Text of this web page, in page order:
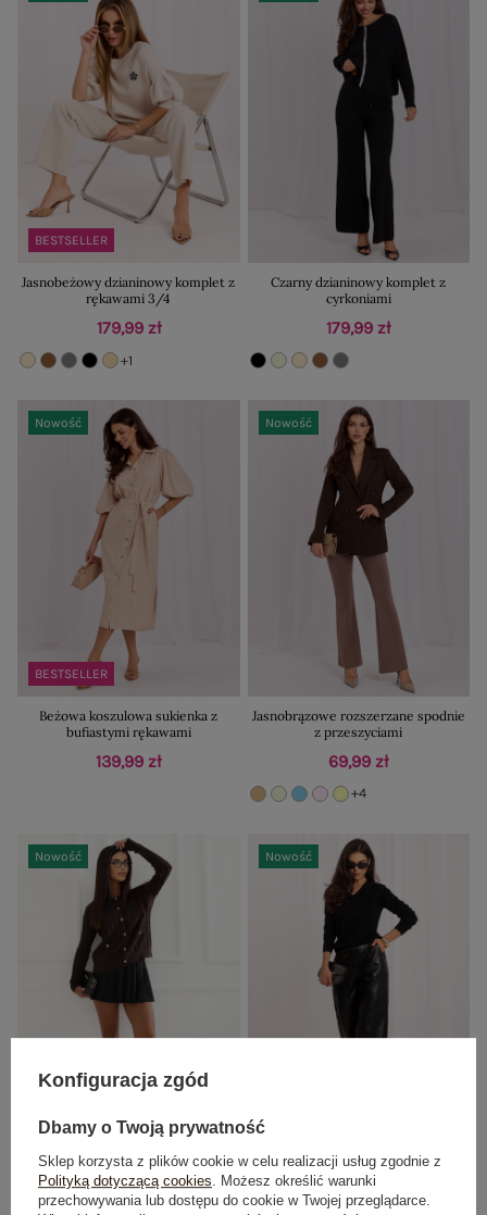
BESTSELLER
Jasnobeżowy dzianinowy komplet z
rękawami 3/4
179,99 zł
+1
Czarny dzianinowy komplet z
cyrkoniami
179,99 zł
BESTSELLER
Nowość
Beżowa koszulowa sukienka z
bufiastymi rękawami
139,99 zł
Nowość
Jasnobrązowe rozszerzane spodnie
z przeszyciami
69,99 zł
+4
Nowość
kieszeni
89,99 zł
Nowość
V
69,99 zł
Konfiguracja zgód
Dbamy o Twoją prywatność
Sklep korzysta z plików cookie w celu realizacji usług zgodnie z
Polityką dotyczącą cookies. Możesz określić warunki
przechowywania lub dostępu do cookie w Twojej przeglądarce.